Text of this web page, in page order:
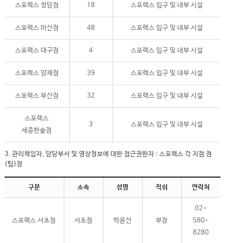
스포렉스 청담점 18 스포렉스 입구 및 내부 시설
스포렉스 마산점 48 스포렉스 입구 및 내부 시설
스포렉스 대구점 4 스포렉스 입구 및 내부 시설
스포렉스 양재점 39 스포렉스 입구 및 내부 시설
스포렉스 부산점 32 스포렉스 입구 및 내부 시설
스포렉스
세종한솔점
3 스포렉스 입구 및 내부 시설
3. 관리책임자, 담당부서 및 영상정보에 대한 접근권한자 : 스포렉스 각 지점 점
(팀)장
구분 소속 성명 직위 연락처
스포렉스 서초점 서초점 박윤선 부장
02-
580-
8280